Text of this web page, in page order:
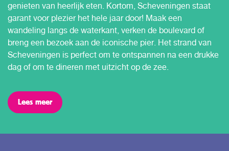
genieten van heerlijk eten. Kortom, Scheveningen staat
garant voor plezier het hele jaar door! Maak een
wandeling langs de waterkant, verken de boulevard of
breng een bezoek aan de iconische pier. Het strand van
Scheveningen is perfect om te ontspannen na een drukke
dag of om te dineren met uitzicht op de zee.
Lees meer